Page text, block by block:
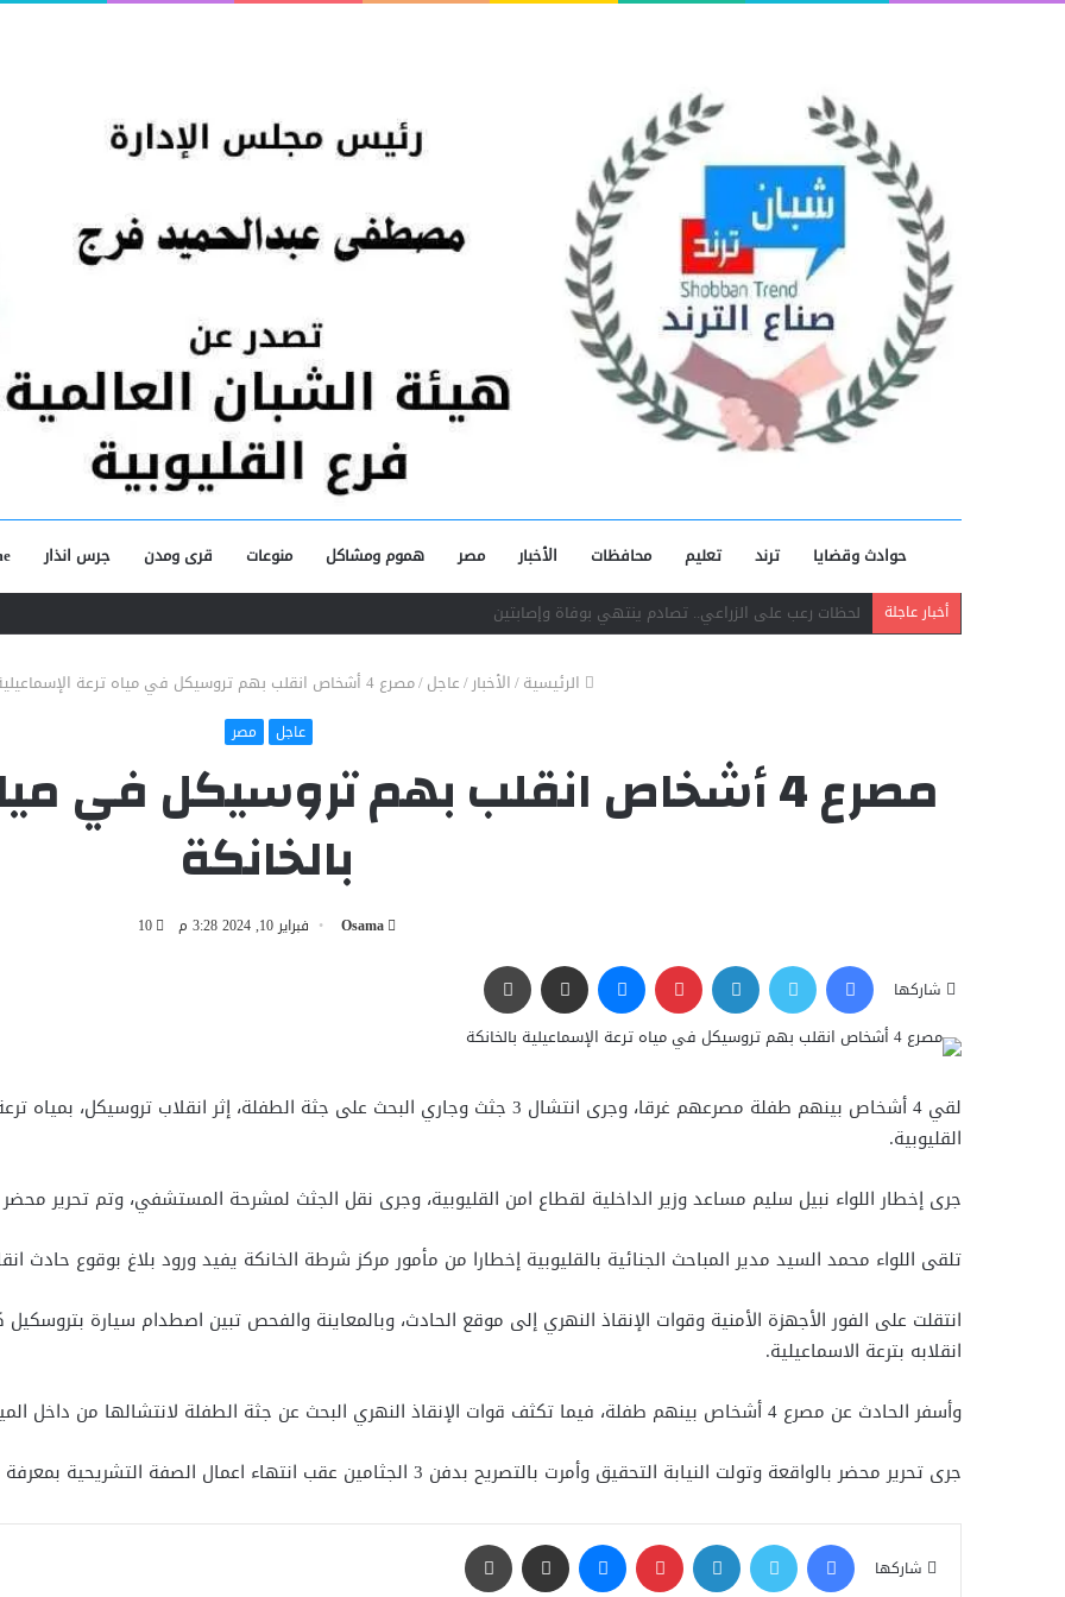
حوادث وقضايا ترند تعليم محافظات الأخبار مصر هموم ومشاكل منوعات قرى ومدن جرس انذار
أخبار عاجلة دافع عن بائعة فدفع حياته ثمنًا.. مصرع شاب برصاص آخر في الخصوص
الرئيسية/الأخبار/عاجل/مصرع 4 أشخاص انقلب بهم تروسيكل في مياه ترعة الإسماعيلية بالخانكة
عاجل مصر
مصرع 4 أشخاص انقلب بهم تروسيكل في
بالخانكة
Osama فبراير 10, 2024 3:28 م 10
شاركها
لقي 4 أشخاص بينهم طفلة مصرعهم غرقا، وجرى انتشال 3 جثث وجاري البحث على جثة الطفلة، إثر
القليوبية.
جرى إخطار اللواء نبيل سليم مساعد وزير الداخلية لقطاع امن القليوبية، وجرى نقل الجثث لمشرحة المستشفي، وتم تحرير محضر
تلقى اللواء محمد السيد مدير المباحث الجنائية بالقليوبية إخطارا من مأمور مركز شرطة الخانكة يفيد ورود بلاغ بوقوع حادث
انقلابه بترعة الاسماعيلية.
وأسفر الحادث عن مصرع 4 أشخاص بينهم طفلة، فيما تكثف قوات الإنقاذ النهري البحث عن جثة الطفلة لانتشالها من داخل المياه.
جرى تحرير محضر بالواقعة وتولت النيابة التحقيق وأمرت بالتصريح بدفن 3 الجثامين عقب انتهاء اعمال الصفة التشريحية بمعرفة الطب الشرعي.
شاركها